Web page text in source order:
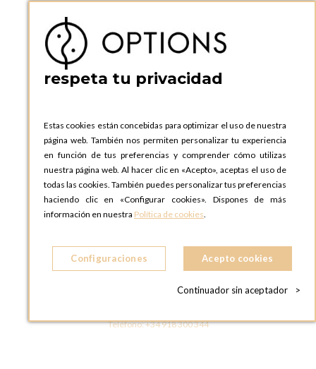
08130 Santa Perpetua de Moguda, Barcelona
ESPAñA
Teléfono:
+34 935 724 041
OPTIONS BARCELONA SHOWROOM
ESPAñA
Teléfono:+34 935 724 041
OPTIONS MADRID
C. Lucio Emilio Cándido, 6,
28803 Alcalá de Henares, Madrid
ESPAñA
OPTIONS MADRID SHOWROOM
28004 MADRID
Teléfono:+34 918 300 344
respeta tu privacidad
Estas cookies están concebidas para optimizar el uso de nuestra
página web. También nos permiten personalizar tu experiencia
en función de tus preferencias y comprender cómo utilizas
nuestra página web. Al hacer clic en «Acepto», aceptas el uso de
todas las cookies. También puedes personalizar tus preferencias
haciendo clic en «Configurar cookies». Dispones de más
información en nuestra Política de cookies.
Configuraciones Acepto cookies
Continuador sin aceptador >